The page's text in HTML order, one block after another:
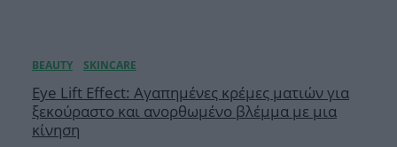
Eye Lift Effect: Αγαπημένες κρέμες ματιών για
ξεκούραστο και ανορθωμένο βλέμμα με μια
κίνηση